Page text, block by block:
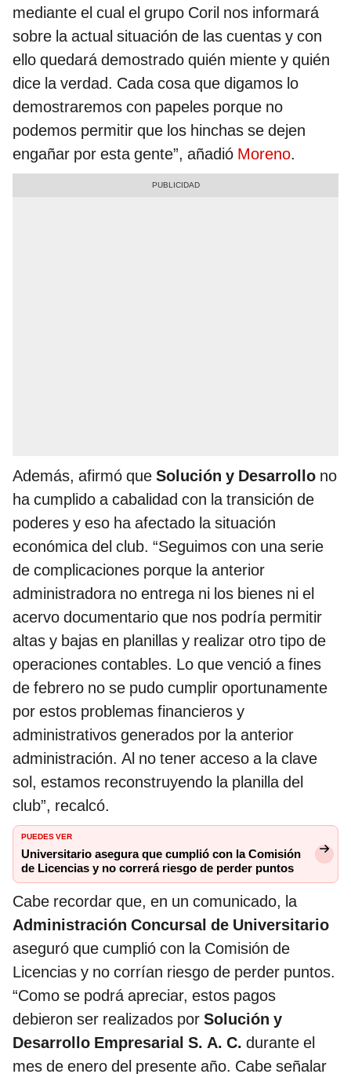
mediante el cual el grupo Coril nos informará
sobre la actual situación de las cuentas y con
ello quedará demostrado quién miente y quién
dice la verdad. Cada cosa que digamos lo
demostraremos con papeles porque no
podemos permitir que los hinchas se dejen
engañar por esta gente”, añadió Moreno.
Además, afirmó que Solución y Desarrollo no
ha cumplido a cabalidad con la transición de
poderes y eso ha afectado la situación
económica del club. “Seguimos con una serie
de complicaciones porque la anterior
administradora no entrega ni los bienes ni el
acervo documentario que nos podría permitir
altas y bajas en planillas y realizar otro tipo de
operaciones contables. Lo que venció a fines
de febrero no se pudo cumplir oportunamente
por estos problemas financieros y
administrativos generados por la anterior
administración. Al no tener acceso a la clave
sol, estamos reconstruyendo la planilla del
club”, recalcó.
PUEDES VER
Universitario asegura que cumplió con la Comisión
de Licencias y no correrá riesgo de perder puntos
Cabe recordar que, en un comunicado, la
Administración Concursal de Universitario
aseguró que cumplió con la Comisión de
Licencias y no corrían riesgo de perder puntos.
“Como se podrá apreciar, estos pagos
debieron ser realizados por Solución y
Desarrollo Empresarial S. A. C. durante el
mes de enero del presente año. Cabe señalar